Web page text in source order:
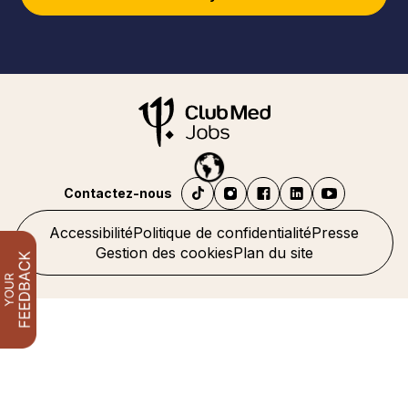
AccessibilitéPolitique de confidentialitéPresse
Gestion des cookiesPlan du site
Contactez-nous